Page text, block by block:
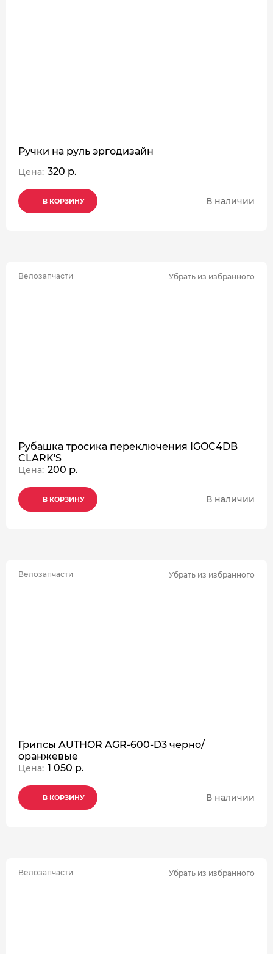
Ручки на руль эргодизайн
Цена: 320 р.
В КОРЗИНУ
В КОРЗИНУ
В КОРЗИНУ В наличии
Велозапчасти Убрать из избранного
Рубашка тросика переключения IGOC4DB
CLARK'S
Цена: 200 р.
В КОРЗИНУ
В КОРЗИНУ
В КОРЗИНУ В наличии
Велозапчасти Убрать из избранного
Грипсы AUTHOR AGR-600-D3 черно/
оранжевые
Цена: 1 050 р.
В КОРЗИНУ
В КОРЗИНУ
В КОРЗИНУ В наличии
Велозапчасти Убрать из избранного